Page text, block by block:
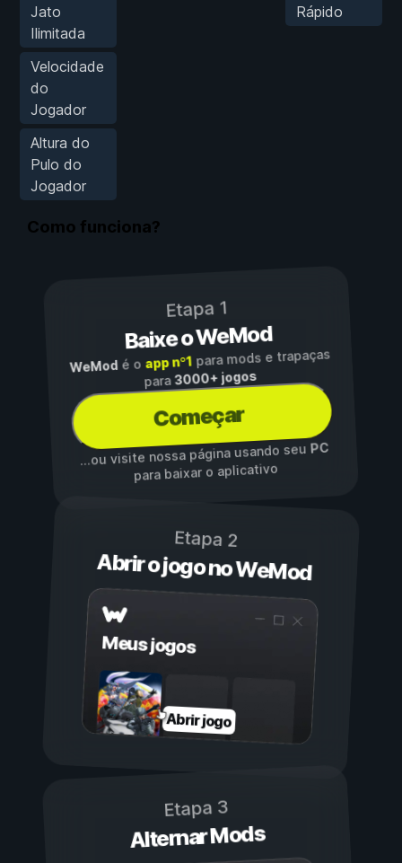
Jato
Ilimitada
Velocidade
do
Jogador
Altura do
Pulo do
Jogador
Rápido
Como funciona?
Etapa 1
Baixe o WeMod
WeModé o app nº1para mods e trapaças
para3000+ jogos
Começar
...ou visite nossa página usando seuPC
para baixar o aplicativo
Etapa 2
Abrir o jogo no WeMod
Meus jogos
Abrir jogo
Etapa 3
Alternar Mods